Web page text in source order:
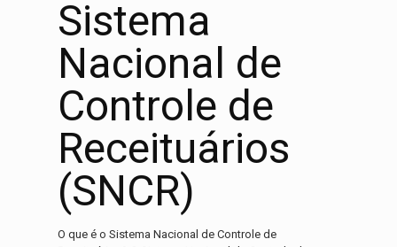
Sistema
Nacional de
Controle de
Receituários
(SNCR)
O que é o Sistema Nacional de Controle de